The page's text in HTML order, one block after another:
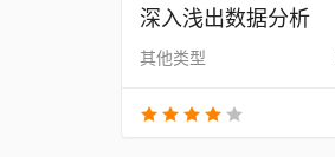
深入浅出数据分析
其他类型